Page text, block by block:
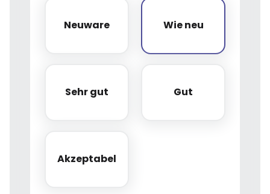
Neuware
Neuware Wie neu
Wie neu
Sehr gut
Sehr gut Gut
Gut
Akzeptabel
Akzeptabel